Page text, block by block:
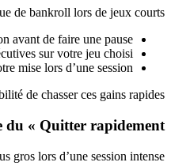
de bankroll lors de jeux courts.
avant de faire une pause.
sur votre jeu choisi.
mise lors d’une session.
de chasser ces gains rapides.
du « Quitter rapidement »
gros lors d’une session intense.